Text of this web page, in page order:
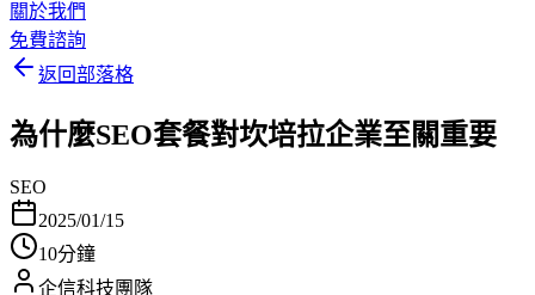
關於我們
免費諮詢
返回部落格
為什麼SEO套餐對坎培拉企業至關重要
SEO
2025/01/15
10分鐘
企信科技團隊